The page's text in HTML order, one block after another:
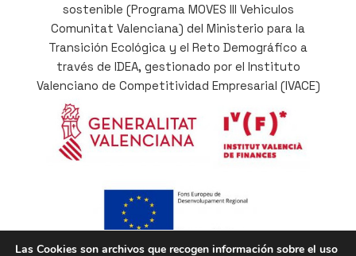
Las Cookies son archivos que recogen información sobre el uso
sostenible (Programa MOVES III Vehiculos
Comunitat Valenciana) del Ministerio para la
Transición Ecológica y el Reto Demográfico a
través de IDEA, gestionado por el Instituto
Valenciano de Competitividad Empresarial (IVACE)